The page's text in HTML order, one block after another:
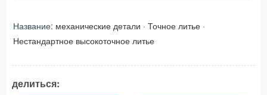
Название: механические детали · Точное литье ·
Нестандартное высокоточное литье
делиться: